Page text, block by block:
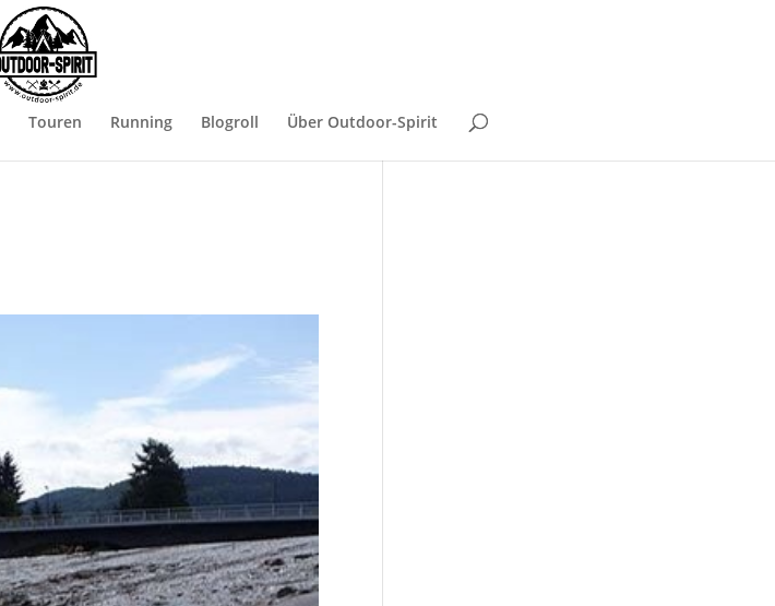
Touren Running Blogroll Über Outdoor-Spirit